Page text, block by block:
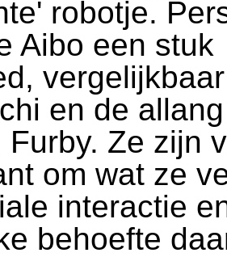
robotje.
Aibo een stuk
en de
Furby. Ze zijn
om wat ze
interactie
behoefte